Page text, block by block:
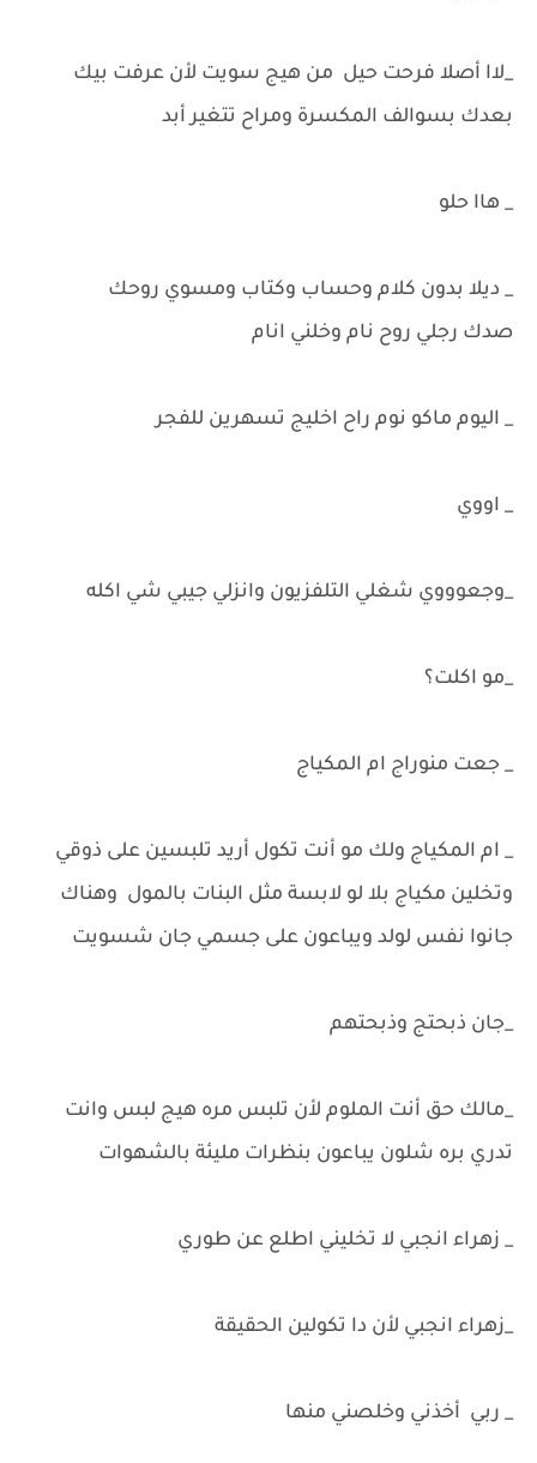
_لاا أصلا فرحت حيل من هيج سويت لأن عرفت بيك
بعدك بسوالف المكسرة ومراح تتغير أبد
_ هاا حلو
_ ديلا بدون كلام وحساب وكتاب ومسوي روحك
صدك رجلي روح نام وخلني انام
_ اليوم ماكو نوم راح اخليج تسهرين للفجر
_ اووي
_وجعوووي شغلي التلفزيون وانزلي جيبي شي اكله
_مو اكلت؟
_ جعت منوراج ام المكياج
_ ام المكياج ولك مو أنت تكول أريد تلبسين على ذوقي
وتخلين مكياج بلا لو لابسة مثل البنات بالمول وهناك
جانوا نفس لولد ويباعون على جسمي جان شسويت
_جان ذبحتج وذبحتهم
_مالك حق أنت الملوم لأن تلبس مره هيج لبس وانت
تدري بره شلون يباعون بنظرات مليئة بالشهوات
_ زهراء انجبي لا تخليني اطلع عن طوري
_زهراء انجبي لأن دا تكولين الحقيقة
_ ربي أخذني وخلصني منها